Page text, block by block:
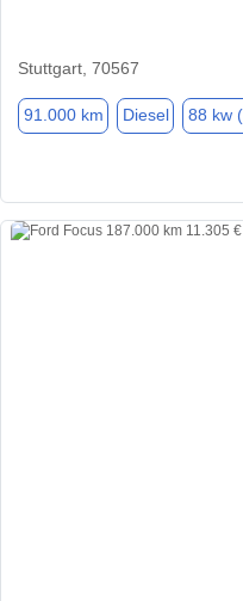
Stuttgart, 70567
91.000 km Diesel 88 kw